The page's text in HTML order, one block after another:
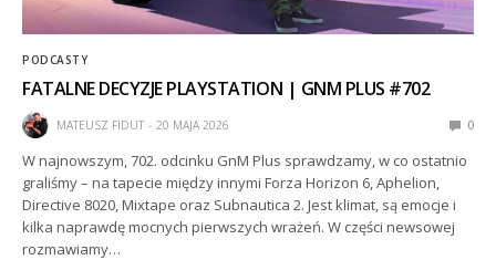
PODCASTY
FATALNE DECYZJE PLAYSTATION | GNM PLUS #702
MATEUSZ FIDUT 20 MAJA 2026 0
W najnowszym, 702. odcinku GnM Plus sprawdzamy, w co ostatnio
graliśmy – na tapecie między innymi Forza Horizon 6, Aphelion,
Directive 8020, Mixtape oraz Subnautica 2. Jest klimat, są emocje i
kilka naprawdę mocnych pierwszych wrażeń. W części newsowej
rozmawiamy…